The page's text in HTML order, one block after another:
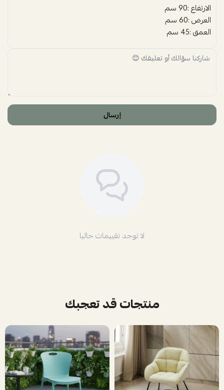
الارتفاع :90 سم
العرض :60 سم
العمق :45 سم
إرسال
لا توجد تقييمات حاليا
منتجات قد تعجبك